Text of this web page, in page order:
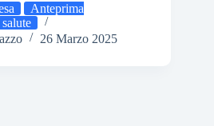
Anteprima
26 Marzo 2025